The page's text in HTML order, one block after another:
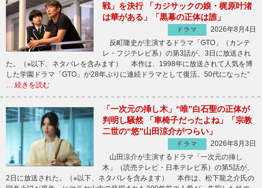
戦」を決行 「カジサックの娘・梶原叶渚
は華がある」「黒幕の正体は誰」
ドラマ
2026年8月4日
反町隆史が主演するドラマ「GTO」（カンテ
レ・フジテレビ系）の第3話が、3日に放送され
た。（※以下、ネタバレを含みます） 本作は、1998年に放送されて人気を博
した学園ドラマ「GTO」が28年ぶりに連続ドラマとして復活。50代になった“
… 続きを読む
「一次元の挿し木」“唯”白石聖の正体が
判明し騒然 「車椅子だったよね」「宗教
二世の“悠”山田涼介がつらい」
ドラマ
2026年8月3日
山田涼介が主演するドラマ「一次元の挿し
木」（読売テレビ・日本テレビ系）の第5話が、
2日に放送された。（※以下、ネタバレを含みます） 本作は、松下龍之介氏の